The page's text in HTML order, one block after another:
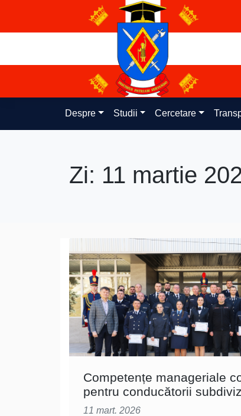
content
Despre Studii Cercetare
Zi: 11 martie
Competențe manageriale
pentru conducătorii
11 mart. 2026